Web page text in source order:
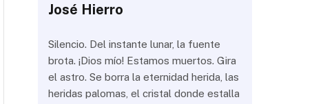
José Hierro
Silencio. Del instante lunar, la fuente
brota. ¡Dios mío! Estamos muertos. Gira
el astro. Se borra la eternidad herida, las
heridas palomas, el cristal donde estalla